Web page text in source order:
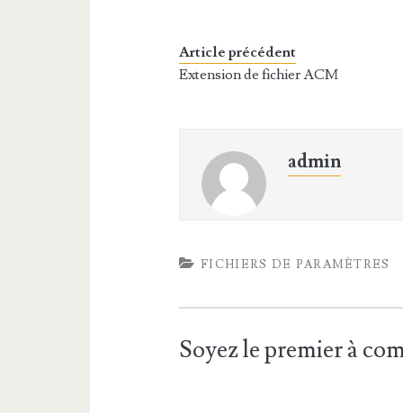
Article précédent
Extension de fichier ACM
admin
FICHIERS DE PARAMÈTRES
Soyez le premier à